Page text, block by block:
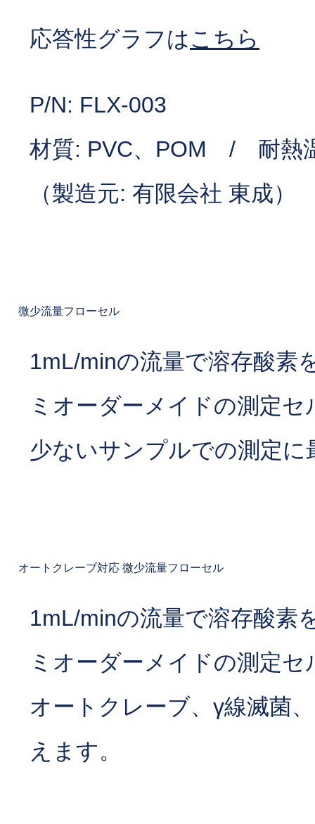
応答性グラフはこちら
P/N: FLX-003
材質: PVC、POM / 耐熱
（製造元: 有限会社 東成）
微少流量フローセル
1mL/minの流量で溶存酸素
ミオーダーメイドの測定セ
少ないサンプルでの測定に
オートクレーブ対応 微少流量フローセル
1mL/minの流量で溶存酸素
ミオーダーメイドの測定セ
オートクレーブ、γ線滅菌
えます。